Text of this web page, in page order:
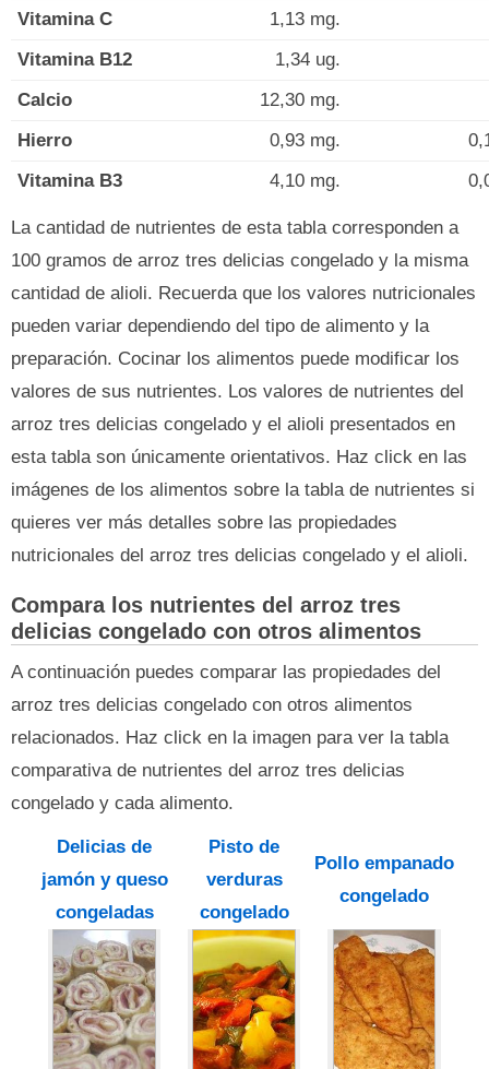
Vitamina C
1,13 mg.
Vitamina B12
1,34 ug.
Calcio
12,30 mg.
Hierro
0,93 mg.
Vitamina B3
4,10 mg.
La cantidad de nutrientes de esta tabla corresponden a
100 gramos de arroz tres delicias congelado y la misma
cantidad de alioli. Recuerda que los valores nutricionales
pueden variar dependiendo del tipo de alimento y la
preparación. Cocinar los alimentos puede modificar los
valores de sus nutrientes. Los valores de nutrientes del
arroz tres delicias congelado y el alioli presentados en
esta tabla son únicamente orientativos. Haz click en las
imágenes de los alimentos sobre la tabla de nutrientes si
quieres ver más detalles sobre las propiedades
nutricionales del arroz tres delicias congelado y el alioli.
Compara los nutrientes del arroz tres
delicias congelado con otros alimentos
A continuación puedes comparar las propiedades del
arroz tres delicias congelado con otros alimentos
relacionados. Haz click en la imagen para ver la tabla
comparativa de nutrientes del arroz tres delicias
congelado y cada alimento.
Delicias de
jamón y queso
congeladas
Pisto de
verduras
congelado
Pollo empanado
congelado